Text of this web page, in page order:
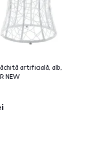
artificială, alb,
NEW